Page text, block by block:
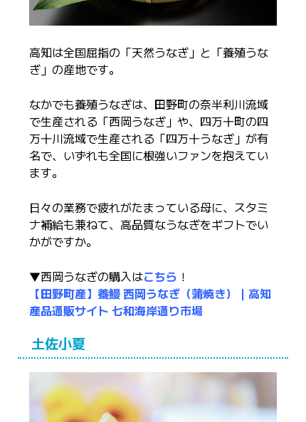
高知は全国屈指の「天然うなぎ」と「養殖うな
ぎ」の産地です。
なかでも養殖うなぎは、田野町の奈半利川流域
で生産される「西岡うなぎ」や、四万十町の四
万十川流域で生産される「四万十うなぎ」が有
名で、いずれも全国に根強いファンを抱えてい
ます。
日々の業務で疲れがたまっている母に、スタミ
ナ補給も兼ねて、高品質なうなぎをギフトでい
かがですか。
▼西岡うなぎの購入はこちら ！
【田野町産】養鰻 西岡うなぎ（蒲焼き）｜高知
産品通販サイト 七和海岸通り市場
土佐小夏